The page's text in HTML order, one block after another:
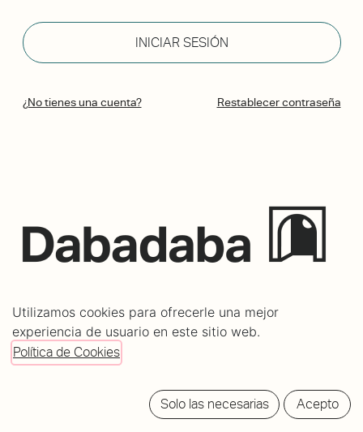
INICIAR SESIÓN
¿No tienes una cuenta? Restablecer contraseña
20012 Donostia - San Sebastián
info@dabadabass.com
/Política de cookies
Utilizamos cookies para ofrecerle una mejor
experiencia de usuario en este sitio web.
Política de Cookies
Solo las necesarias Acepto